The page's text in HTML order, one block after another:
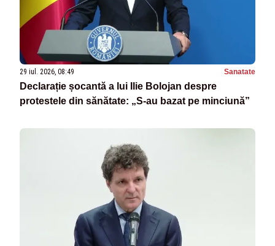
29 iul. 2026, 08:49 Sanatate
Declarație șocantă a lui Ilie Bolojan despre
protestele din sănătate: „S-au bazat pe minciună”